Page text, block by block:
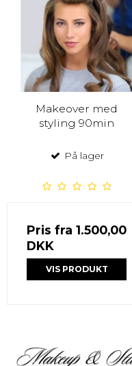
Makeover med
styling 90min
På lager
Pris fra 1.500,00
DKK
VIS PRODUKT